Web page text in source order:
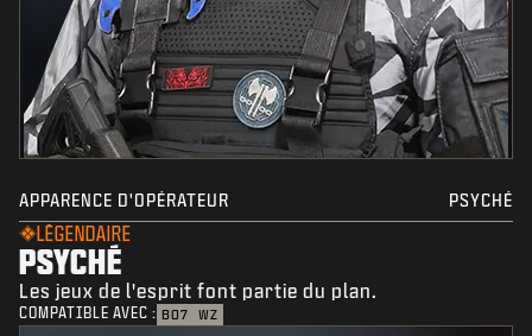
APPARENCE D'OPÉRATEUR PSYCHÉ
LÉGENDAIRE
PSYCHÉ
Les jeux de l'esprit font partie du plan.
COMPATIBLE AVEC : BO7 WZ